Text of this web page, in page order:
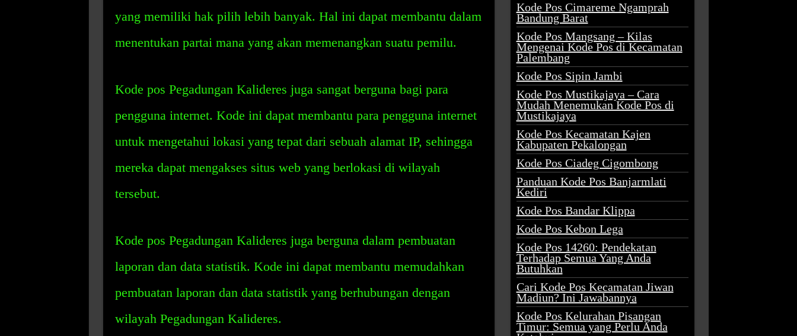
yang memiliki hak pilih lebih banyak. Hal ini dapat membantu dalam
menentukan partai mana yang akan memenangkan suatu pemilu.
Kode pos Pegadungan Kalideres juga sangat berguna bagi para
pengguna internet. Kode ini dapat membantu para pengguna internet
untuk mengetahui lokasi yang tepat dari sebuah alamat IP, sehingga
mereka dapat mengakses situs web yang berlokasi di wilayah
tersebut.
Kode pos Pegadungan Kalideres juga berguna dalam pembuatan
laporan dan data statistik. Kode ini dapat membantu memudahkan
pembuatan laporan dan data statistik yang berhubungan dengan
wilayah Pegadungan Kalideres.
Kode Pos Cimareme Ngamprah
Bandung Barat
Kode Pos Mangsang – Kilas
Mengenai Kode Pos di Kecamatan
Palembang
Kode Pos Sipin Jambi
Kode Pos Mustikajaya – Cara
Mudah Menemukan Kode Pos di
Mustikajaya
Kode Pos Kecamatan Kajen
Kabupaten Pekalongan
Kode Pos Ciadeg Cigombong
Panduan Kode Pos Banjarmlati
Kediri
Kode Pos Bandar Klippa
Kode Pos Kebon Lega
Kode Pos 14260: Pendekatan
Terhadap Semua Yang Anda
Butuhkan
Cari Kode Pos Kecamatan Jiwan
Madiun? Ini Jawabannya
Kode Pos Kelurahan Pisangan
Timur: Semua yang Perlu Anda